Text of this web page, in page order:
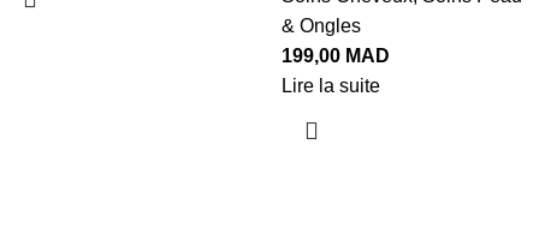
& Ongles
199,00 MAD
Lire la suite